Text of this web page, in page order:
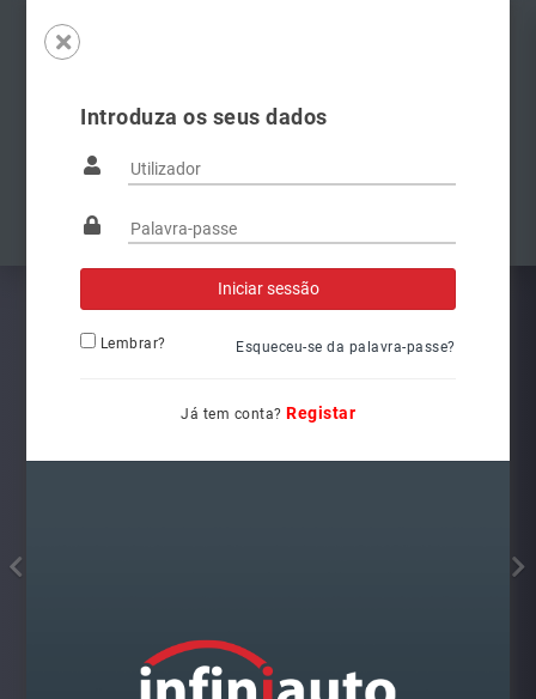
Introduza os seus dados
Lembrar? Esqueceu-se da palavra-passe?
Já tem conta? Registar
Famílias